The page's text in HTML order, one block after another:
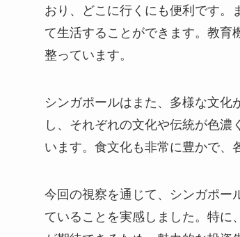
おり、どこに行くにも便利です。
て生活することができます。教
整っています。
シンガポールはまた、多様な文
し、それぞれの文化や伝統が色
います。食文化も非常に豊かで、
今回の視察を通じて、シンガポー
ていることを実感しました。特